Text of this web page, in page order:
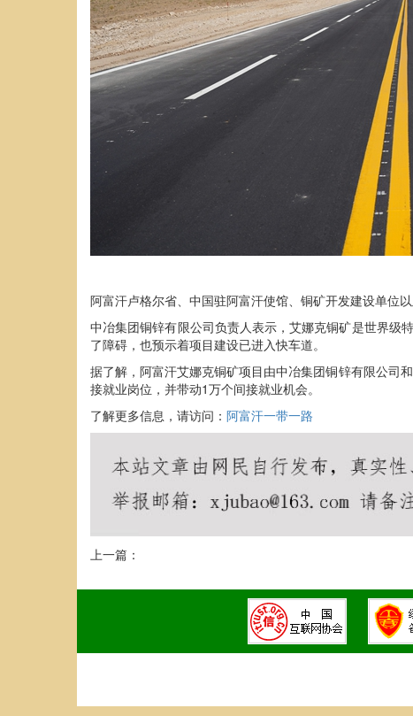
阿富汗卢格尔省、中国驻阿富汗使馆、铜矿开发建设单位
中冶集团铜锌有限公司负责人表示，艾娜克铜矿是世界级
了障碍，也预示着项目建设已进入快车道。
据了解，阿富汗艾娜克铜矿项目由中冶集团铜锌有限公司
接就业岗位，并带动1万个间接就业机会。
了解更多信息，请访问： 阿富汗一带一路
上一篇：